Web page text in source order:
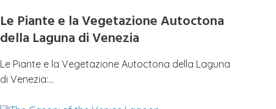
Le Piante e la Vegetazione Autoctona
della Laguna di Venezia
Le Piante e la Vegetazione Autoctona della Laguna
di Venezia:…